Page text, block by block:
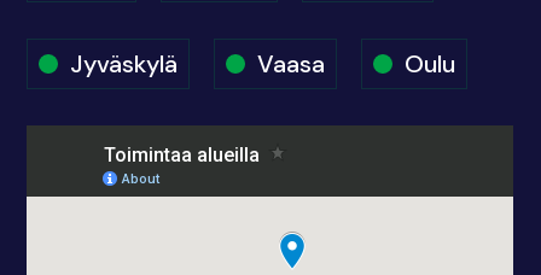
Jyväskylä Vaasa Oulu